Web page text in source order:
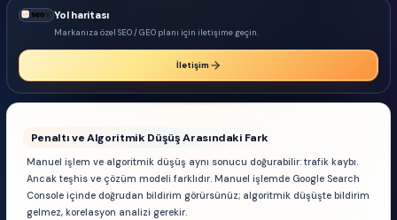
Yol haritası
Markanıza özel SEO / GEO planı için iletişime geçin.
İletişim
Penaltı ve Algoritmik Düşüş Arasındaki Fark
Manuel işlem ve algoritmik düşüş aynı sonucu doğurabilir: trafik kaybı.
Ancak teşhis ve çözüm modeli farklıdır. Manuel işlemde Google Search
Console içinde doğrudan bildirim görürsünüz; algoritmik düşüşte bildirim
gelmez, korelasyon analizi gerekir.